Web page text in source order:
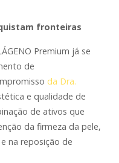
fronteiras
Premium já se
de
da Dra.
e qualidade de
de ativos que
da firmeza da pele,
na reposição de